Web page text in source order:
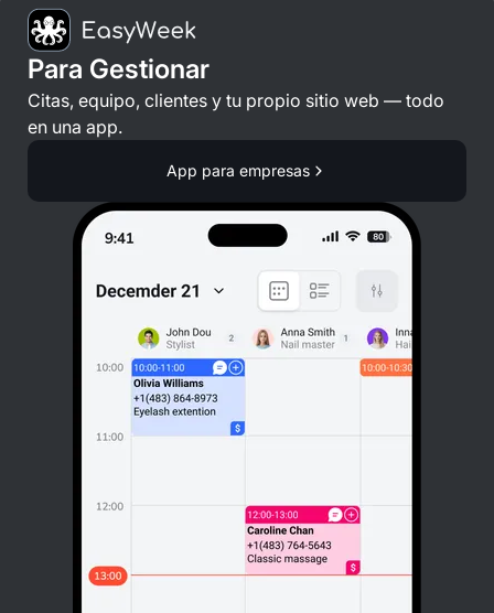
Para Gestionar
Citas, equipo, clientes y tu propio sitio web — todo
en una app.
App para empresas